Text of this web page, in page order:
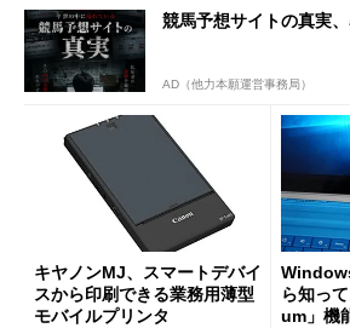
競馬予想サイトの真実、
AD（他力本願運営事務局）
キヤノンMJ、スマートデバイ
スから印刷できる業務用薄型
モバイルプリンタ
ら知っ
um」機